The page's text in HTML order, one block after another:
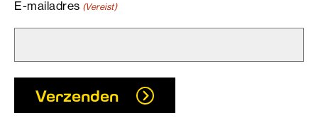
E-mailadres (Vereist)
Verzenden